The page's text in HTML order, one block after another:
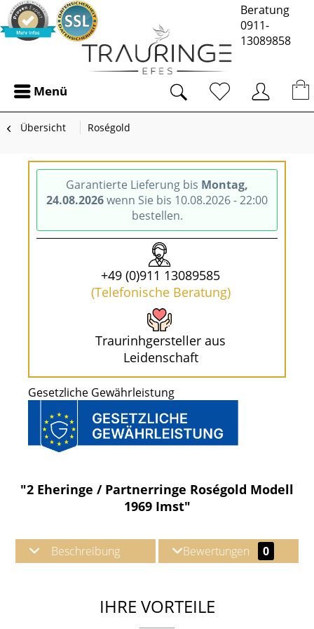
Beratung
0911-
13089858
Menü
Übersicht Roségold
Garantierte Lieferung bis Montag,
24.08.2026wenn Sie bis 10.08.2026 - 22:00
bestellen.
+49 (0)911 13089585
(Telefonische Beratung)
Traurinhgersteller aus
Leidenschaft
Gesetzliche Gewährleistung
"2 Eheringe / Partnerringe Roségold Modell
1969 Imst"
Beschreibung Bewertungen 0
IHRE VORTEILE